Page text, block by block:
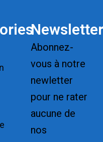
Newsletter
Abonnez-
vous à notre
newletter
pour ne rater
aucune de
nos